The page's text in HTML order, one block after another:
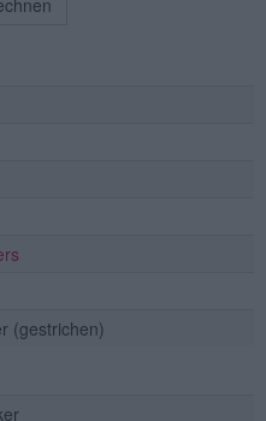
(gestrichen)